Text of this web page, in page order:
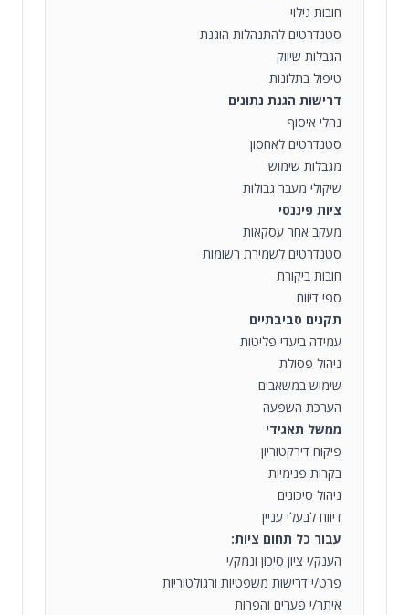
חובות גילוי
סטנדרטים להתנהלות הוגנת
הגבלות שיווק
טיפול בתלונות
דרישות הגנת נתונים
נהלי איסוף
סטנדרטים לאחסון
מגבלות שימוש
שיקולי מעבר גבולות
ציות פיננסי
מעקב אחר עסקאות
סטנדרטים לשמירת רשומות
חובות ביקורת
ספי דיווח
תקנים סביבתיים
עמידה ביעדי פליטות
ניהול פסולת
שימוש במשאבים
הערכת השפעה
ממשל תאגידי
פיקוח דירקטוריון
בקרות פנימיות
ניהול סיכונים
דיווח לבעלי עניין
עבור כל תחום ציות:
הענק/י ציון סיכון ונמק/י
פרט/י דרישות משפטיות ורגולטוריות
איתר/י פערים והפרות